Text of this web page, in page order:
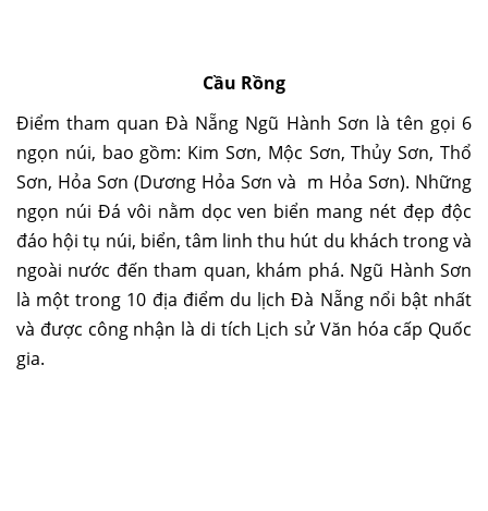
Cầu Rồng
Điểm tham quan Đà Nẵng Ngũ Hành Sơn là tên gọi 6
ngọn núi, bao gồm: Kim Sơn, Mộc Sơn, Thủy Sơn, Thổ
Sơn, Hỏa Sơn (Dương Hỏa Sơn và m Hỏa Sơn). Những
ngọn núi Đá vôi nằm dọc ven biển mang nét đẹp độc
đáo hội tụ núi, biển, tâm linh thu hút du khách trong và
ngoài nước đến tham quan, khám phá. Ngũ Hành Sơn
là một trong 10 địa điểm du lịch Đà Nẵng nổi bật nhất
và được công nhận là di tích Lịch sử Văn hóa cấp Quốc
gia.